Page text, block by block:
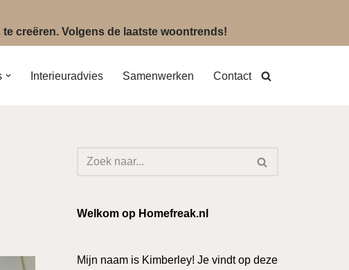
creëren. Volgens de laatste woontrends!
Interieuradvies Samenwerken Contact
Welkom op Homefreak.nl
Mijn naam is Kimberley! Je vindt op deze